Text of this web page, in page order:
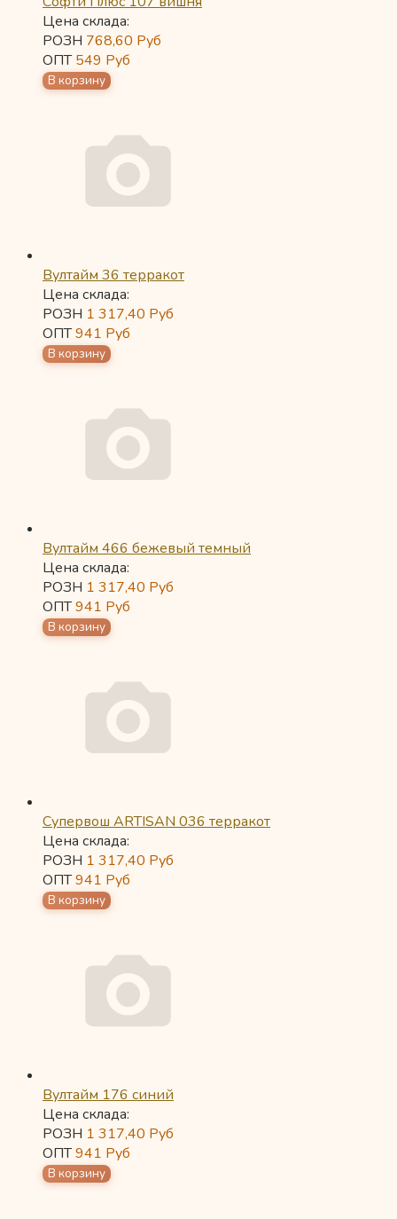
Цена склада:
РОЗН 768,60 Руб
ОПТ549 Руб
Вултайм 36 терракот
Цена склада:
РОЗН 1 317,40 Руб
ОПТ941 Руб
Вултайм 466 бежевый темный
Цена склада:
РОЗН 1 317,40 Руб
ОПТ941 Руб
Супервош ARTISAN 036 терракот
Цена склада:
РОЗН 1 317,40 Руб
ОПТ941 Руб
Вултайм 176 синий
Цена склада:
РОЗН 1 317,40 Руб
ОПТ941 Руб